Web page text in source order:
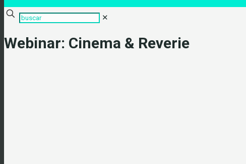
✕
Webinar: Cinema & Reverie